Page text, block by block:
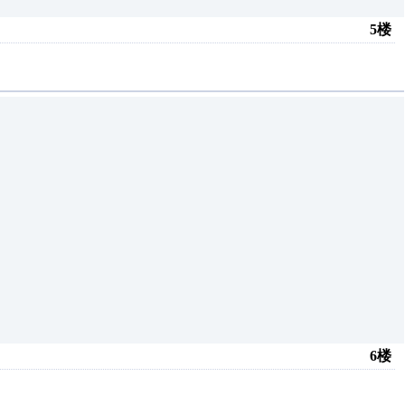
5楼
6楼